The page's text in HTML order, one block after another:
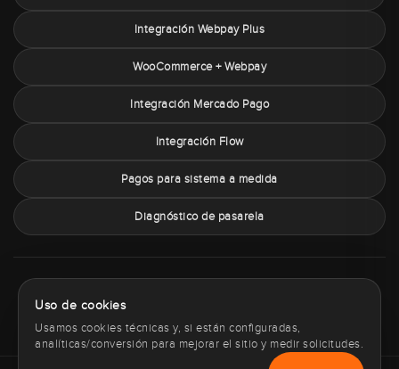
Integración Webpay Plus
WooCommerce + Webpay
Integración Mercado Pago
Integración Flow
Pagos para sistema a medida
Diagnóstico de pasarela
Política de cookies
Uso de cookies
Usamos cookies técnicas y, si están configuradas,
analíticas/conversión para mejorar el sitio y medir solicitudes.